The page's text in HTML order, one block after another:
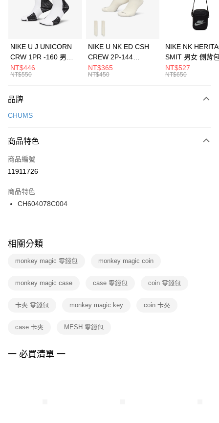
華南商業銀行
彰化商業銀行
上海商業儲蓄銀行
元大商業銀行
台灣樂天信用卡公司
Apple Pay
全盈+PAY
AFTEE先享後付
【關於「AFTEE先享後付」】
便利好安心！
３．安心：先確認商品／服務後，再付款。
【「AFTEE先享後付」結帳流程】
１．於結帳方式選擇「AFTEE先享後付」後，將跳轉至「AFTEE先享後付」
２．訂單成立數日內，您將收到繳費通知簡訊。
３．收到繳費通知簡訊後14天內，點擊此簡訊中的連結，可透過四大超商／
ATM／網路銀行／等多元方式進行付款，方視為交易完成。
※ 交易是否成功請以「AFTEE先享後付 」之結帳頁面顯示為準，若有關於
是否繳費成功／繳費後需取消欲退款等相關疑問，請聯繫「AFTEE先享後付
客戶支援中心」https://netprotections.freshdesk.com/support/home
１．透過由恩沛科技股份有限公司提供之「AFTEE先享後付」服務完成之交
權轉讓予恩沛科技股份有限公司。
３．未成年的使用者請事先徵得法定代理人或監護人之同意方可使用
４．使用「AFTEE先享後付」時，將依據個別帳號之用戶狀況，依本公司即
運送方式
每筆NT$100，滿NT$1,500(含以上)免運費
宅配
每筆NT$100，滿NT$1,500(含以上)免運費
付款後門市自取
每筆NT$100，滿NT$1,500(含以上)免運費
NIKE U J UNICORN
CRW 1PR -160 男女
中統襪 FZ3393100
NT$446
NT$550
NIKE U NK ED CSH
CREW 2P-144
EMBRDY 男女 短統襪
FZ3073133
NT$365
NT$450
NIKE NK
SMIT 男女 側背
BA5871010
NT$527
NT$650
品牌
CHUMS
商品特色
商品編號
11911726
商品特色
CH604078C004
相關分類
monkey magic 零錢包 monkey magic coin
monkey magic case case 零錢包 coin 零錢包
卡夾 零錢包 monkey magic key coin 卡夾
case 卡夾 MESH 零錢包
一 必買清單 一